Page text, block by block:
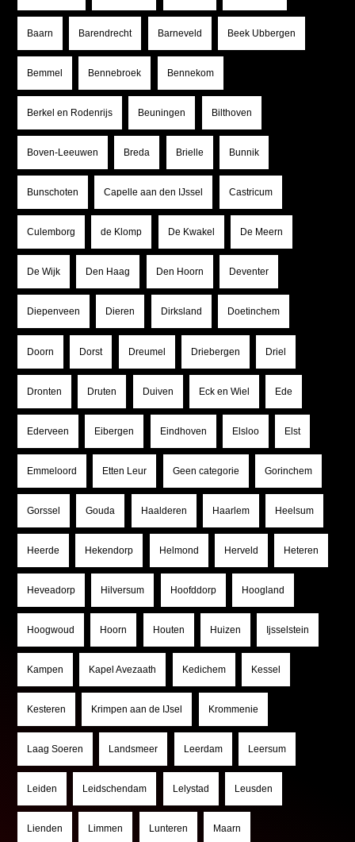
Baarn Barendrecht Barneveld Beek Ubbergen
Bemmel Bennebroek Bennekom
Berkel en Rodenrijs Beuningen Bilthoven
Boven-Leeuwen Breda Brielle Bunnik
Bunschoten Capelle aan den IJssel Castricum
Culemborg de Klomp De Kwakel De Meern
De Wijk Den Haag Den Hoorn Deventer
Diepenveen Dieren Dirksland Doetinchem
Doorn Dorst Dreumel Driebergen Driel
Dronten Druten Duiven Eck en Wiel Ede
Ederveen Eibergen Eindhoven Elsloo Elst
Emmeloord Etten Leur Geen categorie Gorinchem
Gorssel Gouda Haalderen Haarlem Heelsum
Heerde Hekendorp Helmond Herveld Heteren
Heveadorp Hilversum Hoofddorp Hoogland
Hoogwoud Hoorn Houten Huizen Ijsselstein
Kampen Kapel Avezaath Kedichem Kessel
Kesteren Krimpen aan de IJsel Krommenie
Laag Soeren Landsmeer Leerdam Leersum
Leiden Leidschendam Lelystad Leusden
Lienden Limmen Lunteren Maarn